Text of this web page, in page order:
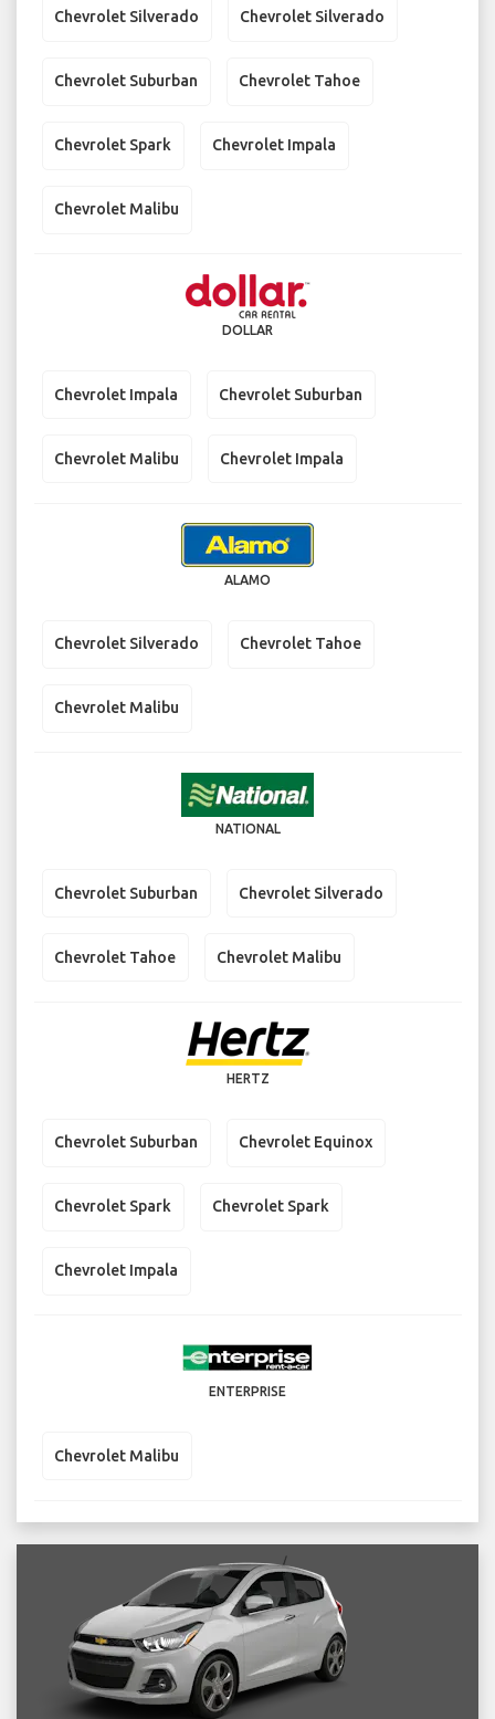
Chevrolet Silverado Chevrolet Silverado
Chevrolet Suburban Chevrolet Tahoe
Chevrolet Spark Chevrolet Impala
Chevrolet Malibu
DOLLAR
Chevrolet Impala Chevrolet Suburban
Chevrolet Malibu Chevrolet Impala
ALAMO
Chevrolet Silverado Chevrolet Tahoe
Chevrolet Malibu
NATIONAL
Chevrolet Suburban Chevrolet Silverado
Chevrolet Tahoe Chevrolet Malibu
HERTZ
Chevrolet Suburban Chevrolet Equinox
Chevrolet Spark Chevrolet Spark
Chevrolet Impala
ENTERPRISE
Chevrolet Malibu